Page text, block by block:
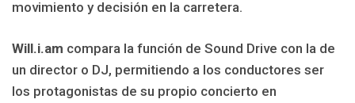
movimiento y decisión en la carretera.
Will.i.am compara la función de Sound Drive con la de
un director o DJ, permitiendo a los conductores ser
los protagonistas de su propio concierto en